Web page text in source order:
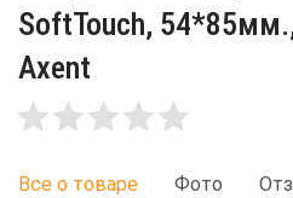
SoftTouch,
Axent
Все о товаре Фото